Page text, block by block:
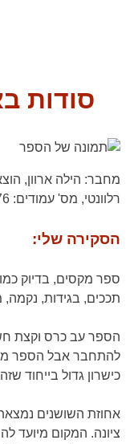
סודות
מחבר: הילה ארוון,
רלוונטי, מס' עמודים: 576.
הסקירה שלי:
ספר מקסים, בדיוק
תככים, בגידות,
הספר עב כרס וקצת
להתחבר אבל הספר
כישרון גדול בייחוד
אחוזת השושנים
ציונה. המקום מיועד